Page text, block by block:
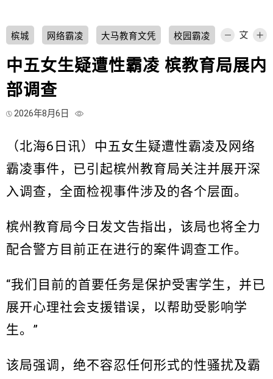
槟城 网络霸凌 大马教育文凭 校园霸凌
中五女生疑遭性霸凌 槟教育局展内
部调查
2026年8月6日
（北海6日讯）中五女生疑遭性霸凌及网络
霸凌事件，已引起槟州教育局关注并展开深
入调查，全面检视事件涉及的各个层面。
槟州教育局今日发文告指出，该局也将全力
配合警方目前正在进行的案件调查工作。
“我们目前的首要任务是保护受害学生，并已
展开心理社会支援错误，以帮助受影响学
生。”
该局强调，绝不容忍任何形式的性骚扰及霸